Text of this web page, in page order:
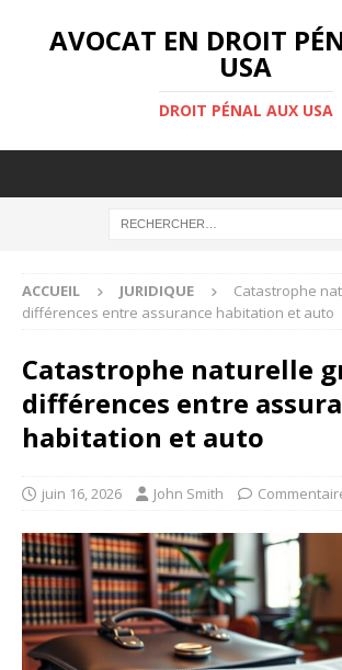
AVOCAT EN DROIT
USA
DROIT PÉNAL AUX USA
ACCUEIL JURIDIQUE
Catastrophe
différences entre assurance habitation et auto
Catastrophe naturelle
différences entre
habitation et auto
juin 16, 2026 John Smith